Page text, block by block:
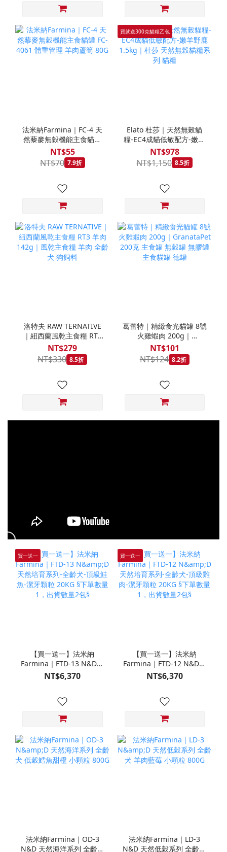
法米納Farmina｜FC-4 天
然藜麥無穀機能主食貓罐
FC-4061 體重管理 羊肉蘆
筍 80G
NT$55
NT$70 7.9折
買就送300克貓糧乙包
Elato 杜莎｜天然無榖貓
糧-EC4成貓低敏配方-嫩羊
野鹿 1.5kg｜杜莎 天然無
榖貓糧系列 貓糧
NT$978
NT$1,150 8.5折
洛特夫 RAW TERNATIVE
｜紐西蘭風乾主食糧 RT3
羊肉 142g｜風乾主食糧
羊肉 全齡犬 狗飼料
NT$279
NT$330 8.5折
葛蕾特｜精緻食光貓罐 8號
火雞蝦肉 200g｜
GranataPet 200克 主食罐
無穀罐 無膠罐 主食貓罐 德
罐
NT$101
NT$124 8.2折
買一送一
【買一送一】法米納
Farmina｜FTD-13 N&D天
然培育系列-全齡犬-頂級鮭
魚-潔牙顆粒 20KG §下單
NT$6,370
買一送一
【買一送一】法米納
Farmina｜FTD-12 N&D天
然培育系列-全齡犬-頂級雞
肉-潔牙顆粒 20KG §下單
NT$6,370
法米納Farmina｜OD-3
N&D 天然海洋系列 全齡犬
法米納Farmina｜LD-3
N&D 天然低穀系列 全齡犬